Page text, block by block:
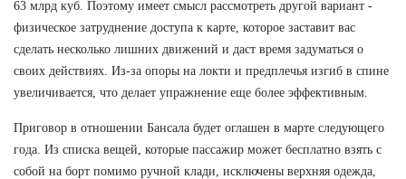
63 млрд куб. Поэтому имеет смысл рассмотреть другой вариант -
физическое затруднение доступа к карте, которое заставит вас
сделать несколько лишних движений и даст время задуматься о
своих действиях. Из-за опоры на локти и предплечья изгиб в спине
увеличивается, что делает упражнение еще более эффективным.
Приговор в отношении Бансала будет оглашен в марте следующего
года. Из списка вещей, которые пассажир может бесплатно взять с
собой на борт помимо ручной клади, исключены верхняя одежда,